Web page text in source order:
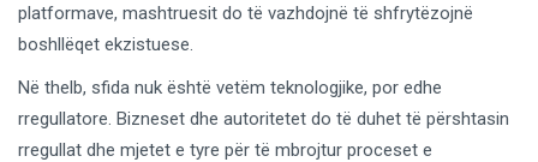
platformave, mashtruesit do të vazhdojnë të shfrytëzojnë
boshllëqet ekzistuese.
Në thelb, sfida nuk është vetëm teknologjike, por edhe
rregullatore. Bizneset dhe autoritetet do të duhet të përshtasin
rregullat dhe mjetet e tyre për të mbrojtur proceset e